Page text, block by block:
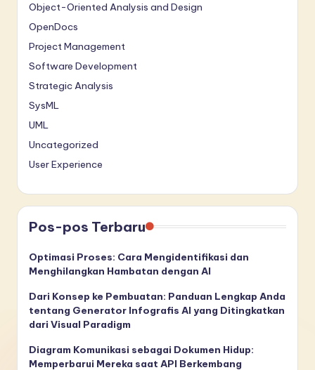
Object-Oriented Analysis and Design
OpenDocs
Project Management
Software Development
Strategic Analysis
SysML
UML
Uncategorized
User Experience
Pos-pos Terbaru
Optimasi Proses: Cara Mengidentifikasi dan
Menghilangkan Hambatan dengan AI
Dari Konsep ke Pembuatan: Panduan Lengkap Anda
tentang Generator Infografis AI yang Ditingkatkan
dari Visual Paradigm
Diagram Komunikasi sebagai Dokumen Hidup:
Memperbarui Mereka saat API Berkembang